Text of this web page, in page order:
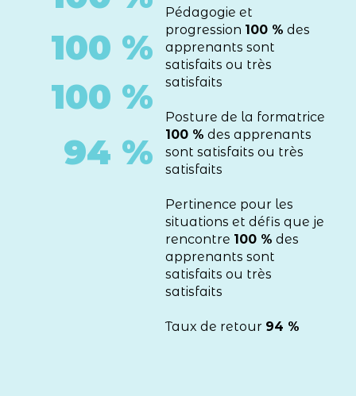
100 %
100 %
94 %
Pédagogie et
progression 100 % des
apprenants sont
satisfaits ou très
satisfaits
Posture de la formatrice
100 % des apprenants
sont satisfaits ou très
satisfaits
Pertinence pour les
situations et défis que je
rencontre 100 % des
apprenants sont
satisfaits ou très
satisfaits
Taux de retour 94 %